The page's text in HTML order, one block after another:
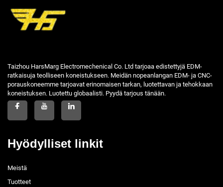
Taizhou HarsMarg Electromechenical Co. Ltd tarjoaa edistettyjä EDM-
ratkaisuja teolliseen koneistukseen. Meidän nopeanlangan EDM- ja CNC-
porauskoneemme tarjoavat erinomaisen tarkan, luotettavan ja tehokkaan
koneistuksen. Luotettu globaalisti. Pyydä tarjous tänään.
Hyödylliset linkit
Meistä
Tuotteet